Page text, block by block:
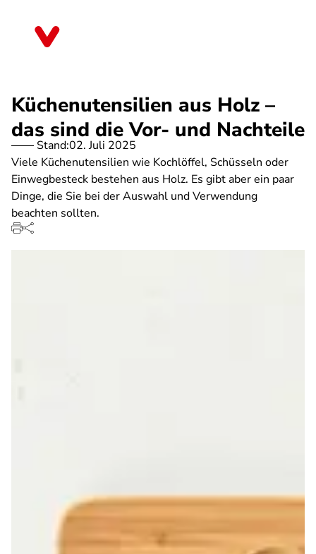
Küchenutensilien aus Holz –
das sind die Vor- und Nachteile
Stand:02. Juli 2025
Viele Küchenutensilien wie Kochlöffel, Schüsseln oder
Einwegbesteck bestehen aus Holz. Es gibt aber ein paar
Dinge, die Sie bei der Auswahl und Verwendung
beachten sollten.